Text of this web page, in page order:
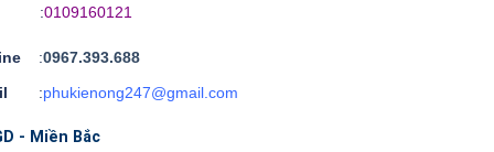
:0109160121
:0967.393.688
:phukienong247@gmail.com
- Miền Bắc